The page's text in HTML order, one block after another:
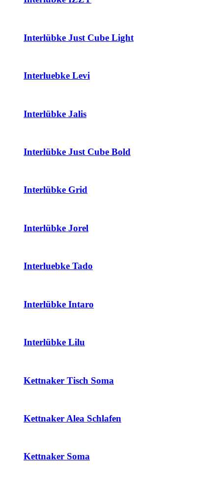
Interlübke Just Cube Light
Interluebke Levi
Interlübke Jalis
Interlübke Just Cube Bold
Interlübke Grid
Interlübke Jorel
Interluebke Tado
Interlübke Intaro
Interlübke Lilu
Kettnaker Tisch Soma
Kettnaker Alea Schlafen
Kettnaker Soma